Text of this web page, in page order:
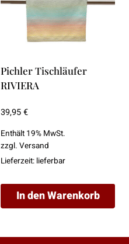
Pichler Tischläufer
RIVIERA
39,95€
Enthält 19% MwSt.
zzgl. Versand
Lieferzeit: lieferbar
In den Warenkorb